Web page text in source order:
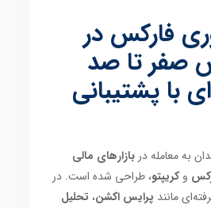
فارکس در
صفر تا صد
با پشتیبانی
به معامله دربازارهای مالی
وکریپتو، طراحی شده است. در
مانند پرایس اکشن، تحلیل